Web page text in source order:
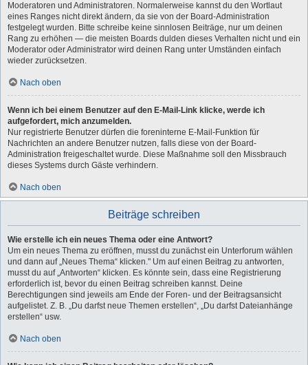
Moderatoren und Administratoren. Normalerweise kannst du den Wortlaut
eines Ranges nicht direkt ändern, da sie von der Board-Administration
festgelegt wurden. Bitte schreibe keine sinnlosen Beiträge, nur um deinen
Rang zu erhöhen — die meisten Boards dulden dieses Verhalten nicht und ein
Moderator oder Administrator wird deinen Rang unter Umständen einfach
wieder zurücksetzen.
Nach oben
Wenn ich bei einem Benutzer auf den E-Mail-Link klicke, werde ich
aufgefordert, mich anzumelden.
Nur registrierte Benutzer dürfen die foreninterne E-Mail-Funktion für
Nachrichten an andere Benutzer nutzen, falls diese von der Board-
Administration freigeschaltet wurde. Diese Maßnahme soll den Missbrauch
dieses Systems durch Gäste verhindern.
Nach oben
Beiträge schreiben
Wie erstelle ich ein neues Thema oder eine Antwort?
Um ein neues Thema zu eröffnen, musst du zunächst ein Unterforum wählen
und dann auf „Neues Thema“ klicken." Um auf einen Beitrag zu antworten,
musst du auf „Antworten“ klicken. Es könnte sein, dass eine Registrierung
erforderlich ist, bevor du einen Beitrag schreiben kannst. Deine
Berechtigungen sind jeweils am Ende der Foren- und der Beitragsansicht
aufgelistet. Z. B. „Du darfst neue Themen erstellen“, „Du darfst Dateianhänge
erstellen“ usw.
Nach oben